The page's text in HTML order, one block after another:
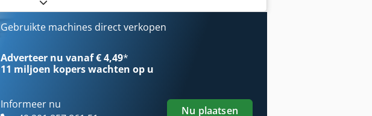
Gebruikte machines direct verkopen
Adverteer nu vanaf € 4,49*
11 miljoen koperswachten op u
Informeer nu
Nu plaatsen